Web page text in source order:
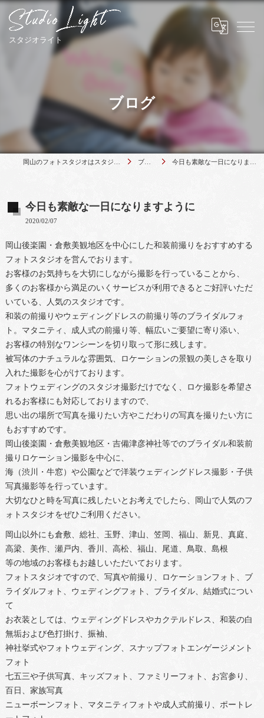
ブログ
ブログ 今日も素敵な一日になりますように
今日も素敵な一日になりますように
2020/02/07
岡山後楽園・倉敷美観地区を中心にした和装前撮りをおすすめする
フォトスタジオを営んでおります。
お客様のお気持ちを大切にしながら撮影を行っていることから、
多くのお客様から満足のいくサービスが利用できるとご好評いただ
いている、人気のスタジオです。
和装の前撮りやウェディングドレスの前撮り等のブライダルフォ
ト。マタニティ、成人式の前撮り等、幅広いご要望に寄り添い、
お客様の特別なワンシーンを切り取って形に残します。
被写体のナチュラルな雰囲気、ロケーションの景観の美しさを取り
入れた撮影を心がけております。
フォトウェディングのスタジオ撮影だけでなく、ロケ撮影を希望さ
れるお客様にも対応しておりますので、
思い出の場所で写真を撮りたい方やこだわりの写真を撮りたい方に
もおすすめです。
岡山後楽園・倉敷美観地区・吉備津彦神社等でのブライダル和装前
撮りロケーション撮影を中心に、
海（渋川・牛窓）や公園などで洋装ウェディングドレス撮影・子供
写真撮影等を行っています。
大切なひと時を写真に残したいとお考えでしたら、岡山で人気のフ
ォトスタジオをぜひご利用ください。
岡山以外にも倉敷、総社、玉野、津山、笠岡、福山、新見、真庭、
高梁、美作、瀬戸内、香川、高松、福山、尾道、鳥取、島根
等の地域のお客様もお越しいただいております。
フォトスタジオですので、写真や前撮り、ロケーションフォト、ブ
ライダルフォト、ウェディングフォト、ブライダル、結婚式につい
て
お衣装としては、ウェディングドレスやカクテルドレス、和装の白
無垢および色打掛け、振袖、
神社挙式やフォトウェディング、スナップフォトエンゲージメント
フォト
七五三や子供写真、キッズフォト、ファミリーフォト、お宮参り、
百日、家族写真
ニューボーンフォト、マタニティフォトや成人式前撮り、ポートレ